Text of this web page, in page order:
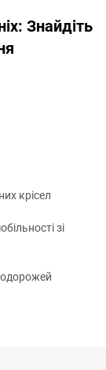
Знайдіть
крісел
зі